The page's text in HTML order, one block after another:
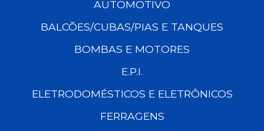
AUTOMOTIVO
BALCÕES/CUBAS/PIAS E TANQUES
BOMBAS E MOTORES
E.P.I.
ELETRODOMÉSTICOS E ELETRÔNICOS
FERRAGENS